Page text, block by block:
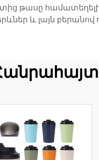
թասը
և լայն